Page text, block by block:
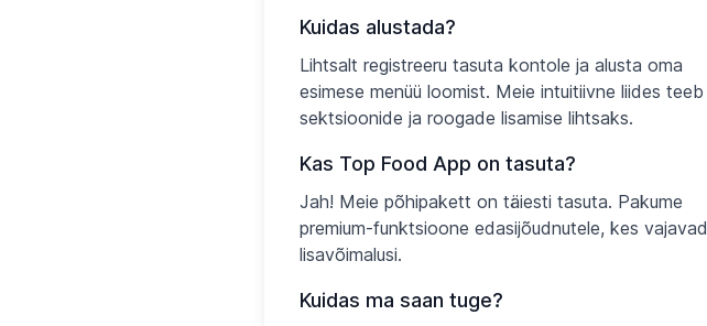
Kuidas alustada?
Lihtsalt registreeru tasuta kontole ja alusta oma
esimese menüü loomist. Meie intuitiivne liides teeb
sektsioonide ja roogade lisamise lihtsaks.
Kas Top Food App on tasuta?
Jah! Meie põhipakett on täiesti tasuta. Pakume
premium-funktsioone edasijõudnutele, kes vajavad
lisavõimalusi.
Kuidas ma saan tuge?